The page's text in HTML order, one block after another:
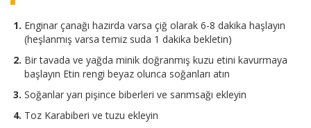
Enginar çanağı hazırda varsa çiğ olarak 6-8 dakika haşlayın
(heşlanmış varsa temiz suda 1 dakika bekletin)
Bir tavada ve yağda minik doğranmış kuzu etini kavurmaya
başlayın Etin rengi beyaz olunca soğanları atın
Soğanlar yarı pişince biberleri ve sarımsağı ekleyin
Toz Karabiberi ve tuzu ekleyin